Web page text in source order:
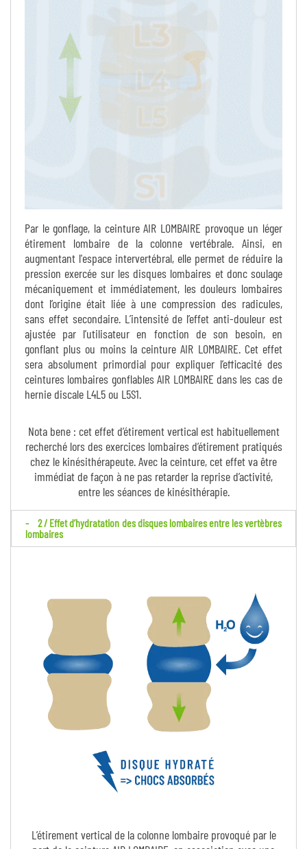
Par le gonflage, la ceinture AIR LOMBAIRE provoque un léger
étirement lombaire de la colonne vertébrale. Ainsi, en
augmentant l'espace intervertébral, elle permet de réduire la
pression exercée sur les disques lombaires et donc soulage
mécaniquement et immédiatement, les douleurs lombaires
dont l’origine était liée à une compression des radicules,
sans effet secondaire. L’intensité de l’effet anti-douleur est
ajustée par l’utilisateur en fonction de son besoin, en
gonflant plus ou moins la ceinture AIR LOMBAIRE. Cet effet
sera absolument primordial pour expliquer l’efficacité des
ceintures lombaires gonflables AIR LOMBAIRE dans les cas de
hernie discale L4L5 ou L5S1.
Nota bene : cet effet d’étirement vertical est habituellement
recherché lors des exercices lombaires d’étirement pratiqués
chez le kinésithérapeute. Avec la ceinture, cet effet va être
immédiat de façon à ne pas retarder la reprise d’activité,
entre les séances de kinésithérapie.
2 / Effet d’hydratation des disques lombaires entre les vertèbres
lombaires
L’étirement vertical de la colonne lombaire provoqué par le